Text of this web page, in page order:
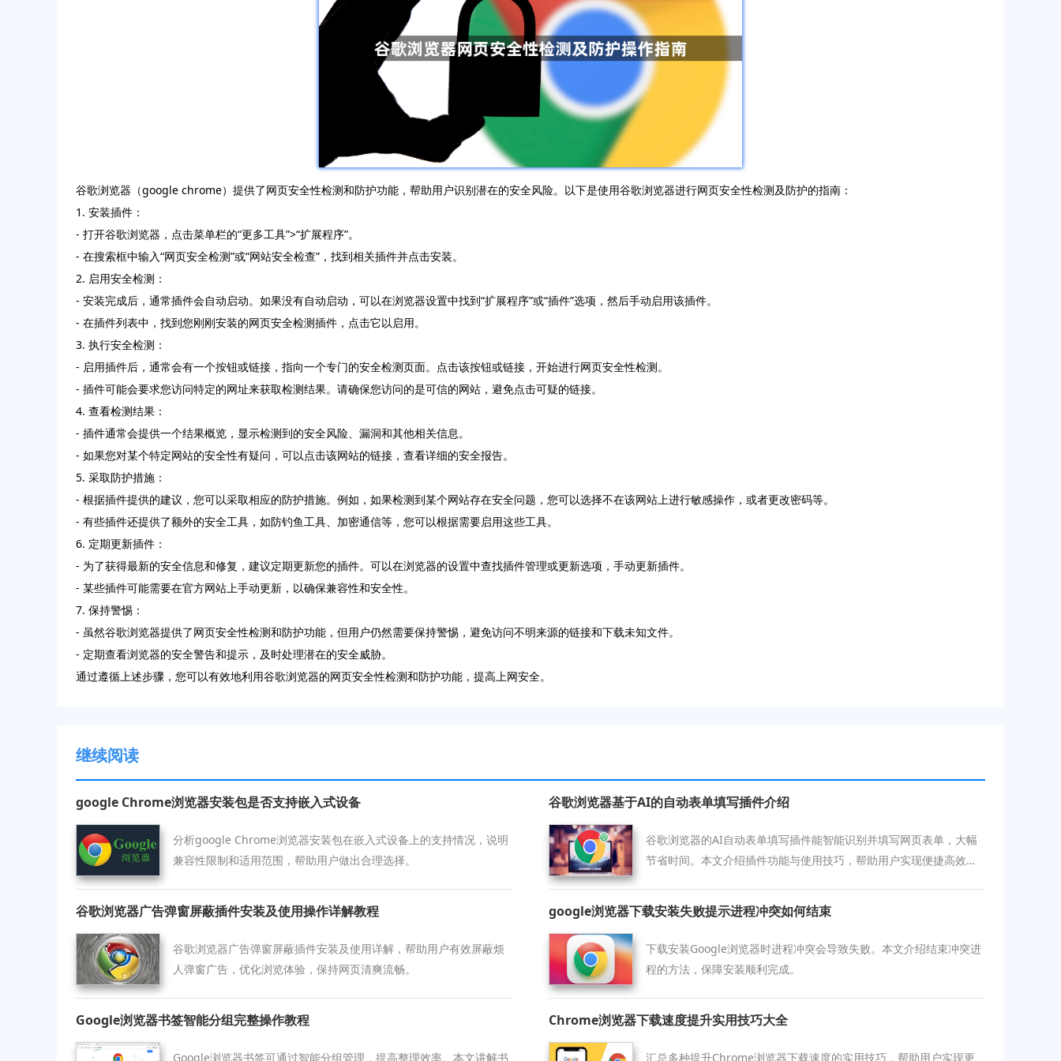
谷歌浏览器（google chrome）提供了网页安全性检测和防护功能，帮助用户识别潜在的安全风险。以下是使用谷歌浏览器进行网页安全性检测及防护的指南：
1. 安装插件：
- 打开谷歌浏览器，点击菜单栏的“更多工具”>“扩展程序”。
- 在搜索框中输入“网页安全检测”或“网站安全检查”，找到相关插件并点击安装。
2. 启用安全检测：
- 安装完成后，通常插件会自动启动。如果没有自动启动，可以在浏览器设置中找到“扩展程序”或“插件”选项，然后手动启用该插件。
- 在插件列表中，找到您刚刚安装的网页安全检测插件，点击它以启用。
3. 执行安全检测：
- 启用插件后，通常会有一个按钮或链接，指向一个专门的安全检测页面。点击该按钮或链接，开始进行网页安全性检测。
- 插件可能会要求您访问特定的网址来获取检测结果。请确保您访问的是可信的网站，避免点击可疑的链接。
4. 查看检测结果：
- 插件通常会提供一个结果概览，显示检测到的安全风险、漏洞和其他相关信息。
- 如果您对某个特定网站的安全性有疑问，可以点击该网站的链接，查看详细的安全报告。
5. 采取防护措施：
- 根据插件提供的建议，您可以采取相应的防护措施。例如，如果检测到某个网站存在安全问题，您可以选择不在该网站上进行敏感操作，或者更改密码等。
- 有些插件还提供了额外的安全工具，如防钓鱼工具、加密通信等，您可以根据需要启用这些工具。
6. 定期更新插件：
- 为了获得最新的安全信息和修复，建议定期更新您的插件。可以在浏览器的设置中查找插件管理或更新选项，手动更新插件。
- 某些插件可能需要在官方网站上手动更新，以确保兼容性和安全性。
7. 保持警惕：
- 虽然谷歌浏览器提供了网页安全性检测和防护功能，但用户仍然需要保持警惕，避免访问不明来源的链接和下载未知文件。
- 定期查看浏览器的安全警告和提示，及时处理潜在的安全威胁。
通过遵循上述步骤，您可以有效地利用谷歌浏览器的网页安全性检测和防护功能，提高上网安全。
继续阅读
google Chrome浏览器安装包是否支持嵌入式设备
分析google Chrome浏览器安装包在嵌入式设备上的支持情况，说明
兼容性限制和适用范围，帮助用户做出合理选择。
谷歌浏览器基于AI的自动表单填写插件介绍
谷歌浏览器的AI自动表单填写插件能智能识别并填写网页表单，大幅
节省时间。本文介绍插件功能与使用技巧，帮助用户实现便捷高效的
谷歌浏览器广告弹窗屏蔽插件安装及使用操作详解教程
谷歌浏览器广告弹窗屏蔽插件安装及使用详解，帮助用户有效屏蔽烦
人弹窗广告，优化浏览体验，保持网页清爽流畅。
google浏览器下载安装失败提示进程冲突如何结束
下载安装Google浏览器时进程冲突会导致失败。本文介绍结束冲突进
程的方法，保障安装顺利完成。
Google浏览器书签智能分组完整操作教程
Google浏览器书签可通过智能分组管理，提高整理效率。本文讲解书
Chrome浏览器下载速度提升实用技巧大全
汇总多种提升Chrome浏览器下载速度的实用技巧，帮助用户实现更